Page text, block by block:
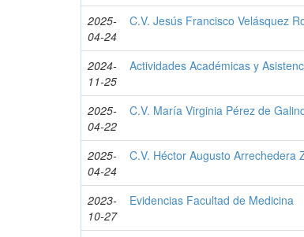
2025-
04-24
C.V. Jesús Francisco Velásquez
2024-
11-25
Actividades Académicas y
2025-
04-22
C.V. María Virginia Pérez de
2025-
04-24
C.V. Héctor Augusto Arrechedera
2023-
10-27
Evidencias Facultad de Medicina